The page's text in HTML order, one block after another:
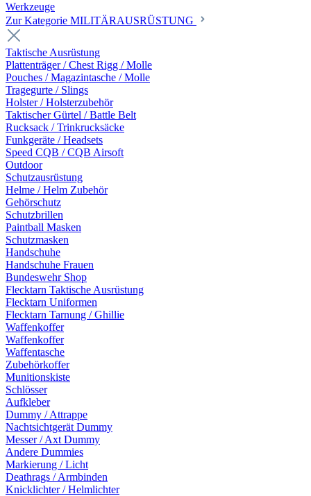
Werkzeuge
Zur Kategorie MILITÄRAUSRÜSTUNG
Taktische Ausrüstung
Plattenträger / Chest Rigg / Molle
Pouches / Magazintasche / Molle
Tragegurte / Slings
Holster / Holsterzubehör
Taktischer Gürtel / Battle Belt
Rucksack / Trinkrucksäcke
Funkgeräte / Headsets
Speed CQB / CQB Airsoft
Outdoor
Schutzausrüstung
Helme / Helm Zubehör
Gehörschutz
Schutzbrillen
Paintball Masken
Schutzmasken
Handschuhe
Handschuhe Frauen
Bundeswehr Shop
Flecktarn Taktische Ausrüstung
Flecktarn Uniformen
Flecktarn Tarnung / Ghillie
Waffenkoffer
Waffenkoffer
Waffentasche
Zubehörkoffer
Munitionskiste
Schlösser
Aufkleber
Dummy / Attrappe
Nachtsichtgerät Dummy
Messer / Axt Dummy
Andere Dummies
Markierung / Licht
Deathrags / Armbinden
Knicklichter / Helmlichter